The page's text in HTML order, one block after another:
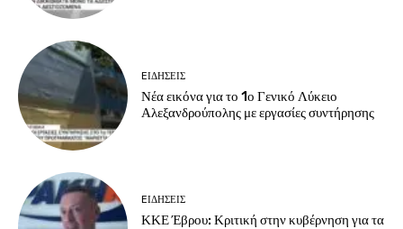
EΙΔΗΣΕΙΣ
Νέα εικόνα για το 1ο Γενικό Λύκειο
Αλεξανδρούπολης με εργασίες συντήρησης
EΙΔΗΣΕΙΣ
ΚΚΕ Έβρου: Κριτική στην κυβέρνηση για τα